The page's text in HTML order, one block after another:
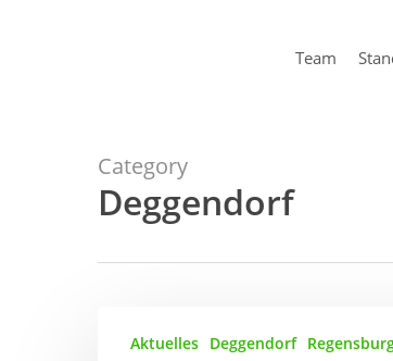
Team
Category
Deggendorf
Hinweise
Aktuelles Deggendorf